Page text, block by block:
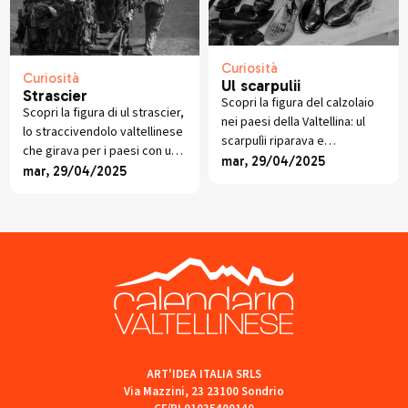
Curiosità
Strascier
Scopri la figura di ul strascier,
lo straccivendolo valtellinese
che girava per i paesi con un
carretto, raccogliendo stracci
mar, 29/04/2025
Curiosità
Ul scarpulii
Scopri la figura del calzolaio
nei paesi della Valtellina: ul
scarpulìi riparava e
confezionava scarpe a mano,
mar, 29/04/2025
ART'IDEA ITALIA SRLS
Via Mazzini, 23 23100 Sondrio